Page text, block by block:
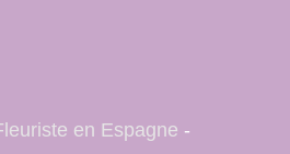
en Espagne -